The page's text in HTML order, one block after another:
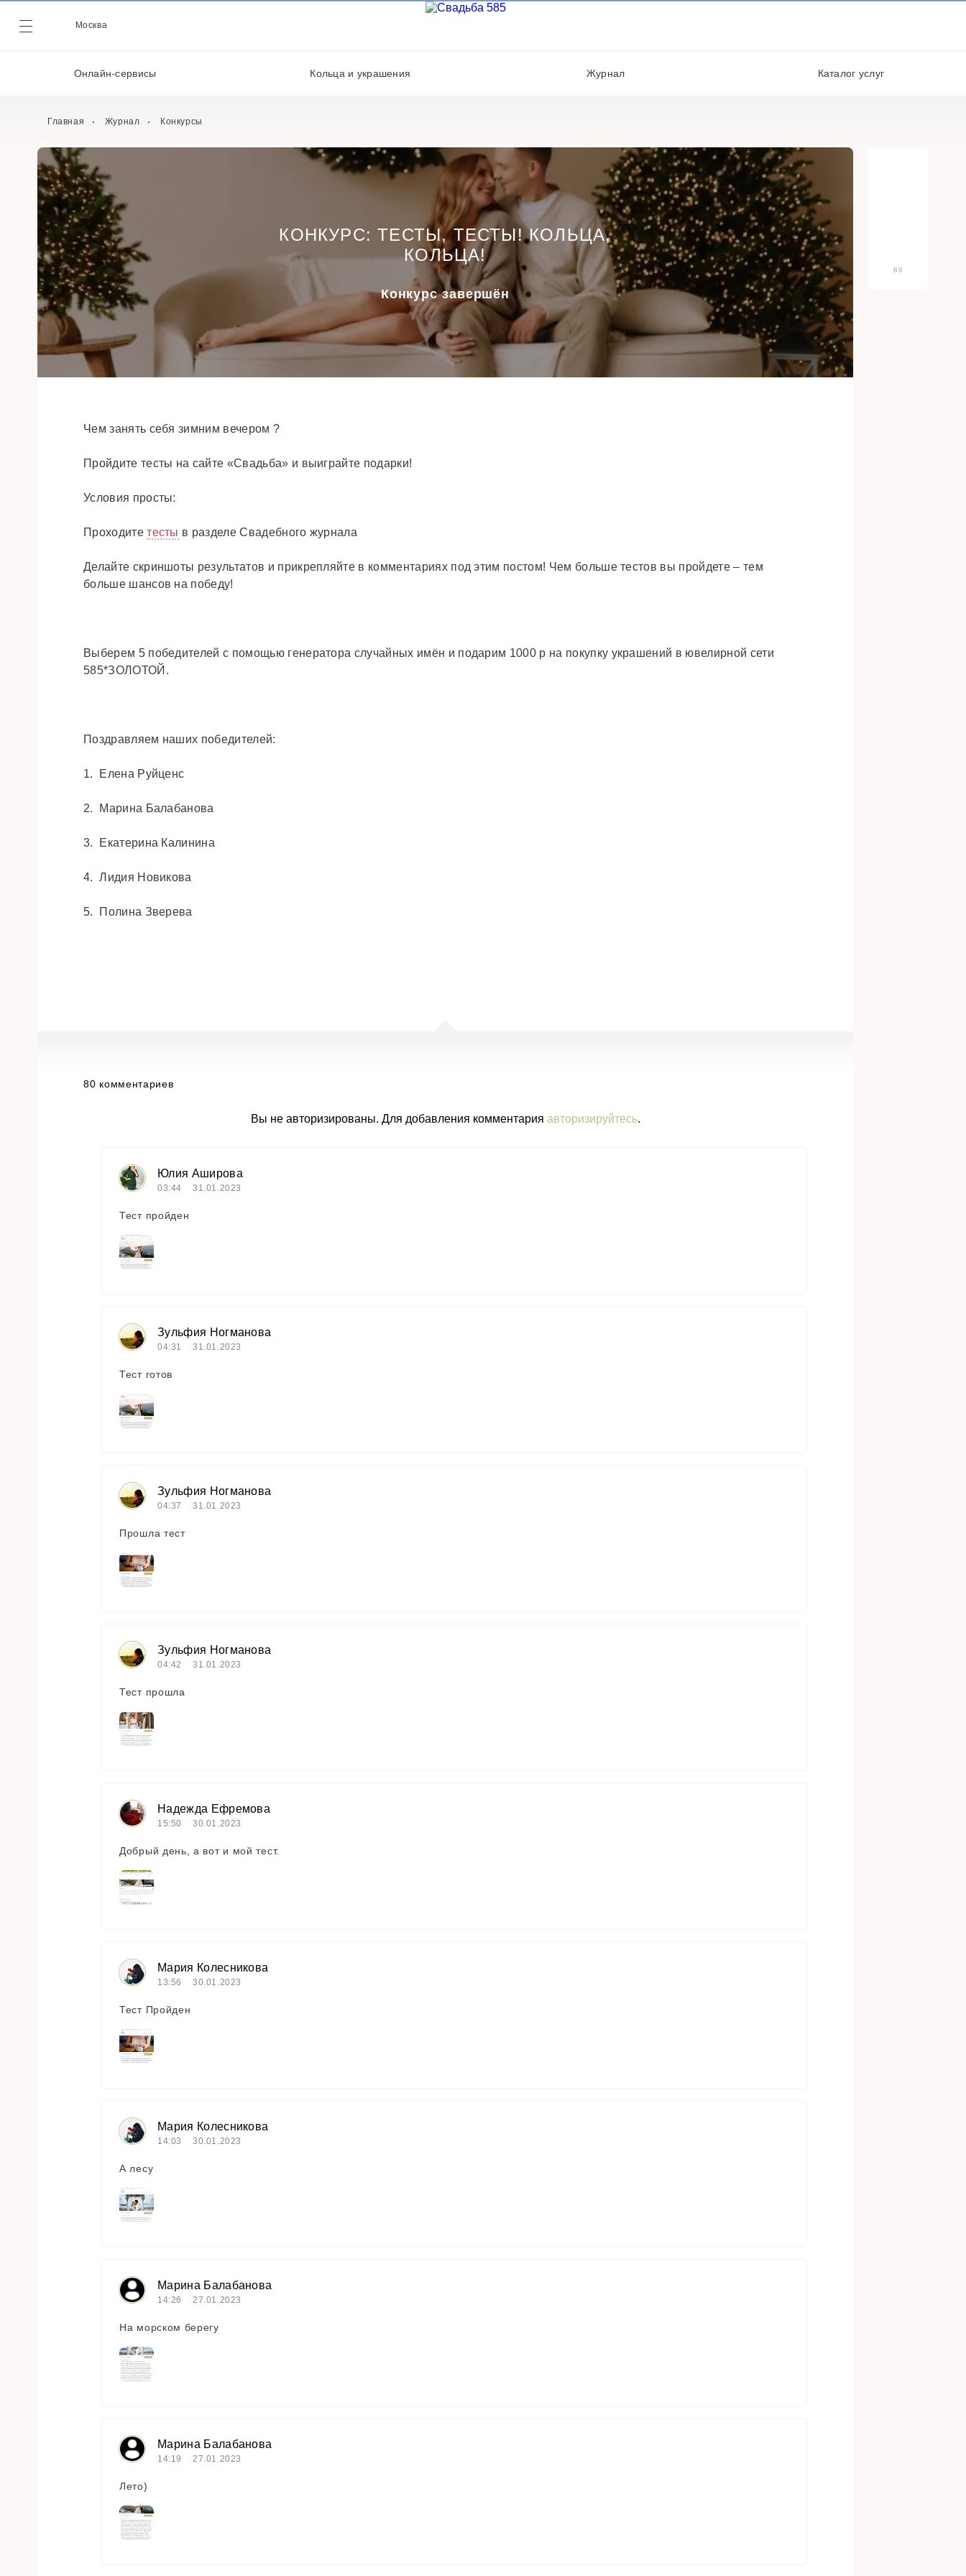
Москва
Онлайн-сервисы Кольца и украшения Журнал Каталог услуг
Журнал
Онлайн-сервисы
Свадебные платья/
Хореографы
Главная Журнал Конкурсы
КОНКУРС: ТЕСТЫ, ТЕСТЫ! КОЛЬЦА,
КОЛЬЦА!
Конкурс завершён
Чем занять себя зимним вечером ?
Пройдите тесты на сайте «Свадьба» и выиграйте подарки!
Условия просты:
Проходитетесты в разделе Свадебного журнала
Делайте скриншоты результатов и прикрепляйте в комментариях под этим постом! Чем больше тестов вы пройдете – тем
больше шансов на победу!
Выберем 5 победителей с помощью генератора случайных имён и подарим 1000 р на покупку украшений в ювелирной сети
585*ЗОЛОТОЙ.
Поздравляем наших победителей:
1. Елена Руйценс
2. Марина Балабанова
3. Екатерина Калинина
4. Лидия Новикова
5. Полина Зверева
80 комментариев
Вы не авторизированы. Для добавления комментария авторизируйтесь.
Юлия Аширова
03:44 31.01.2023
Тест пройден
Зульфия Ногманова
04:31 31.01.2023
Тест готов
Зульфия Ногманова
04:37 31.01.2023
Прошла тест
Зульфия Ногманова
04:42 31.01.2023
Тест прошла
Надежда Ефремова
15:50 30.01.2023
Добрый день, а вот и мой тест.
Мария Колесникова
13:56 30.01.2023
Тест Пройден
Мария Колесникова
14:03 30.01.2023
А лесу
Марина Балабанова
14:26 27.01.2023
На морском берегу
Марина Балабанова
14:19 27.01.2023
Лето)
80